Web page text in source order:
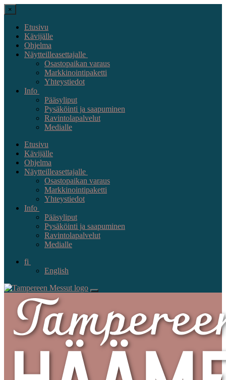
×
Etusivu
Kävijälle
Ohjelma
Näytteilleasettajalle
Osastopaikan varaus
Markkinointipaketti
Yhteystiedot
Info
Pääsyliput
Pysäköinti ja saapuminen
Ravintolapalvelut
Medialle
Etusivu
Kävijälle
Ohjelma
Näytteilleasettajalle
Osastopaikan varaus
Markkinointipaketti
Yhteystiedot
Info
Pääsyliput
Pysäköinti ja saapuminen
Ravintolapalvelut
Medialle
fi
English